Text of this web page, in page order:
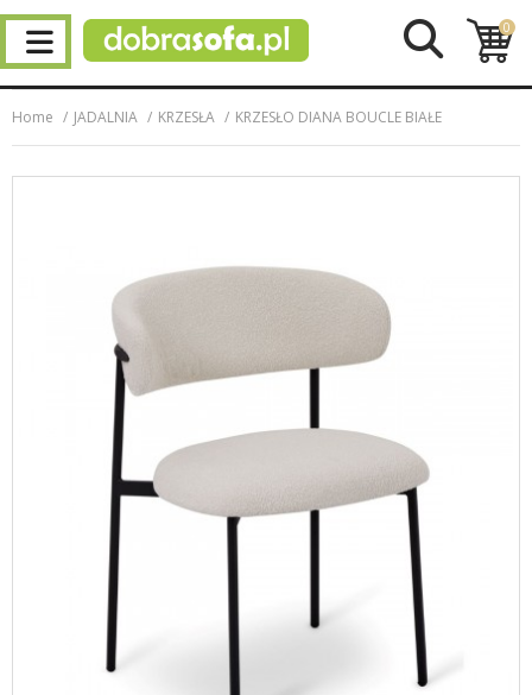
0
Home JADALNIA KRZESŁA KRZESŁO DIANA BOUCLE BIAŁE